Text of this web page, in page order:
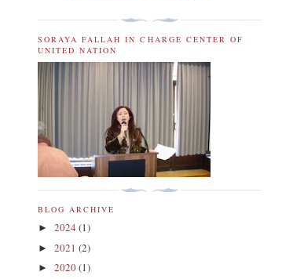
SORAYA FALLAH IN CHARGE CENTER OF
UNITED NATION
BLOG ARCHIVE
► 2024 (1)
► 2021 (2)
► 2020(1)